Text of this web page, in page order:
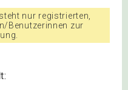
nur registrierten,
Benutzerinnen zur